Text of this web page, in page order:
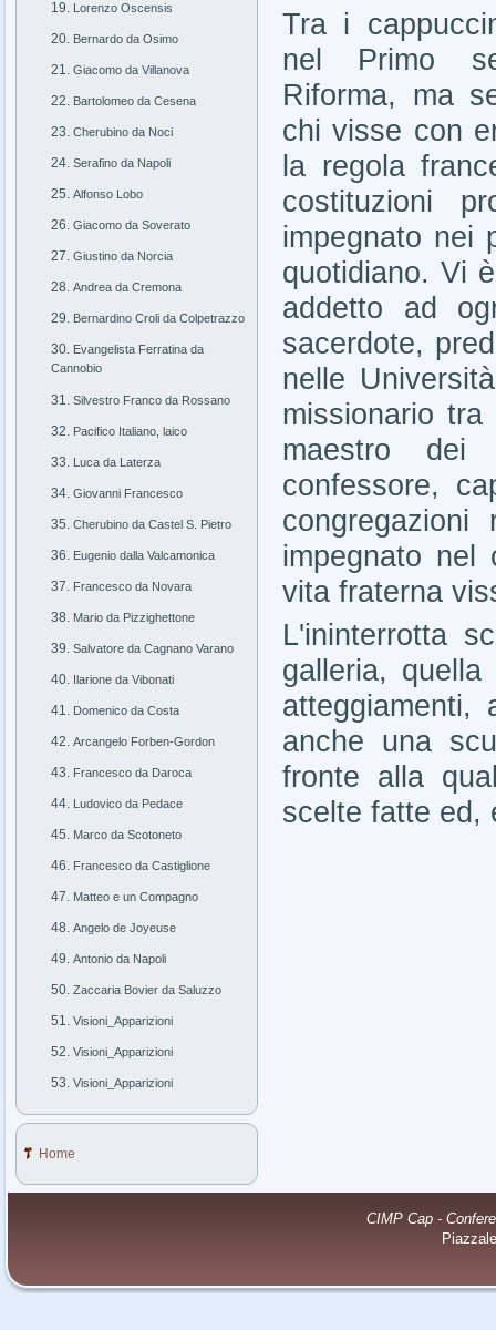
Lorenzo Oscensis
Bernardo da Osimo
Giacomo da Villanova
Bartolomeo da Cesena
Cherubino da Noci
Serafino da Napoli
Alfonso Lobo
Giacomo da Soverato
Giustino da Norcia
Andrea da Cremona
Bernardino Croli da Colpetrazzo
Evangelista Ferratina da
Cannobio
Silvestro Franco da Rossano
Pacifico Italiano, laico
Luca da Laterza
Giovanni Francesco
Cherubino da Castel S. Pietro
Eugenio dalla Valcamonica
Francesco da Novara
Mario da Pizzighettone
Salvatore da Cagnano Varano
Ilarione da Vibonati
Domenico da Costa
Arcangelo Forben-Gordon
Francesco da Daroca
Ludovico da Pedace
Marco da Scotoneto
Francesco da Castiglione
Matteo e un Compagno
Angelo de Joyeuse
Antonio da Napoli
Zaccaria Bovier da Saluzzo
Visioni_Apparizioni
Visioni_Apparizioni
Visioni_Apparizioni
Home
Tra i
nel Primo
Riforma, ma
chi visse con
la regola
costituzioni
impegnato nei
quotidiano. Vi
addetto ad
sacerdote,
nelle
missionario
maestro dei
confessore,
impegnato
vita fraterna
L'ininterrotta
galleria,
anche una
fronte alla
scelte fatte ed,
CIMP Cap -